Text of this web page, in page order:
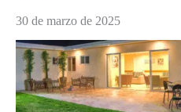
30 de marzo de 2025